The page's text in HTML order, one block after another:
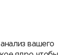
вашего